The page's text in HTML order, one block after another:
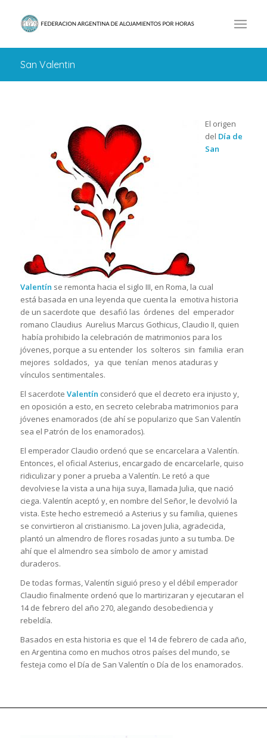
San Valentin
El origen
del Día de
San
Valentín se remonta hacia el siglo III, en Roma, la cual
está basada en una leyenda que cuenta la emotiva historia
de un sacerdote que desafió las órdenes del emperador
romano Claudius Aurelius Marcus Gothicus, Claudio II, quien
había prohibido la celebración de matrimonios para los
jóvenes, porque a su entender los solteros sin familia eran
mejores soldados, ya que tenían menos ataduras y
vínculos sentimentales.
El sacerdote Valentín consideró que el decreto era injusto y,
en oposición a esto, en secreto celebraba matrimonios para
jóvenes enamorados (de ahí se popularizo que San Valentín
sea el Patrón de los enamorados).
El emperador Claudio ordenó que se encarcelara a Valentín.
Entonces, el oficial Asterius, encargado de encarcelarle, quiso
ridiculizar y poner a prueba a Valentín. Le retó a que
devolviese la vista a una hija suya, llamada Julia, que nació
ciega. Valentín aceptó y, en nombre del Señor, le devolvió la
vista. Este hecho estremeció a Asterius y su familia, quienes
se convirtieron al cristianismo. La joven Julia, agradecida,
plantó un almendro de flores rosadas junto a su tumba. De
ahí que el almendro sea símbolo de amor y amistad
duraderos.
De todas formas, Valentín siguió preso y el débil emperador
Claudio finalmente ordenó que lo martirizaran y ejecutaran el
14 de febrero del año 270, alegando desobediencia y
rebeldía.
Basados en esta historia es que el 14 de febrero de cada año,
en Argentina como en muchos otros países del mundo, se
festeja como el Día de San Valentín o Día de los enamorados.